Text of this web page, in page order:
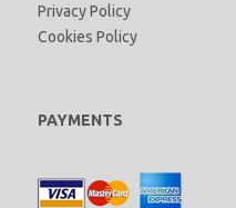
Privacy Policy
Cookies Policy
PAYMENTS